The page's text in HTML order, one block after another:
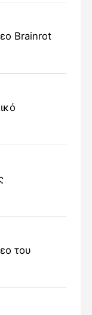
Brainrot
του